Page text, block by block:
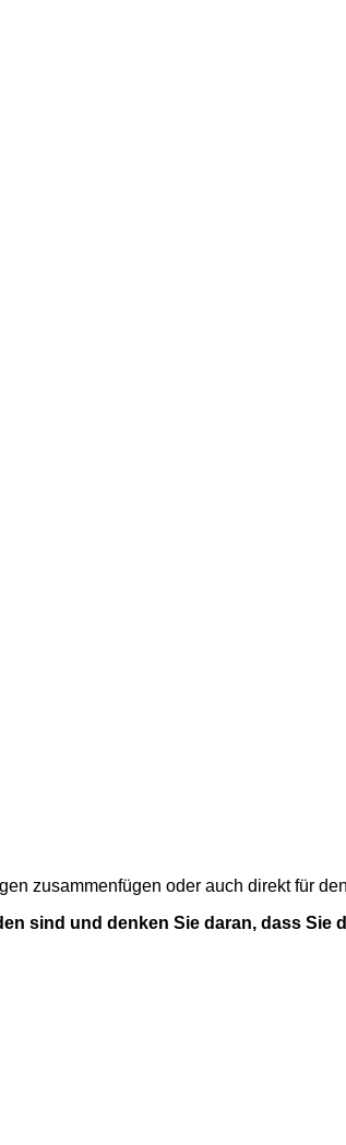
zusammenfügen oder auch direkt für
sind und denken Sie daran, dass Sie